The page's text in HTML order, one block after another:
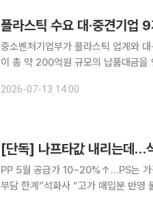
플라스틱 수요 대·중견기업
중소벤처기업부가 플라스틱 업계와
이 총 약 200억원 규모의 납품대금을 인상했다고 13일 밝
등에 대응해 납품대금 조정, 납기 부
2026-07-13 14:00
[단독] 나프타값 내리는데…
PP 5월 공급가 10~20%↑…PS는 가
부담 한계”석화사 “고가 매입분 반영 불가피” 국제 나프타 가격이 하락세로 돌